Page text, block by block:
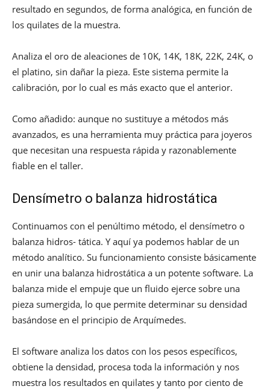
resultado en segundos, de forma analógica, en función de
los quilates de la muestra.
Analiza el oro de aleaciones de 10K, 14K, 18K, 22K, 24K, o
el platino, sin dañar la pieza. Este sistema permite la
calibración, por lo cual es más exacto que el anterior.
Como añadido: aunque no sustituye a métodos más
avanzados, es una herramienta muy práctica para joyeros
que necesitan una respuesta rápida y razonablemente
fiable en el taller.
Densímetro o balanza hidrostática
Continuamos con el penúltimo método, el densímetro o
balanza hidros- tática. Y aquí ya podemos hablar de un
método analítico. Su funcionamiento consiste básicamente
en unir una balanza hidrostática a un potente software. La
balanza mide el empuje que un fluido ejerce sobre una
pieza sumergida, lo que permite determinar su densidad
basándose en el principio de Arquímedes.
El software analiza los datos con los pesos específicos,
obtiene la densidad, procesa toda la información y nos
muestra los resultados en quilates y tanto por ciento de